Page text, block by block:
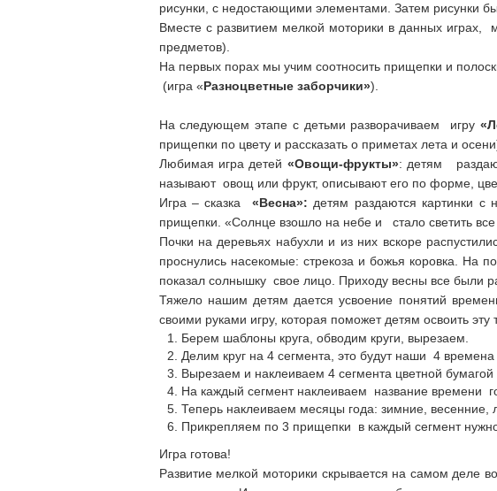
рисунки, с недостающими элементами. Затем рисунки
Вместе с развитием мелкой моторики в данных
предметов).
На первых порах мы учим соотносить прищепки и
(игра «Разноцветные заборчики»).
На следующем этапе с детьми разворачиваем игру
прищепки по цвету и рассказать о приметах лета и
Любимая игра детей «Овощи-фрукты»: детям
называют овощ или фрукт, описывают его по форме,
Игра – сказка«Весна»: детям раздаются картинки с
прищепки. «Солнце взошло на небе и стало светить все
Почки на деревьях набухли и из них вскоре
проснулись насекомые: стрекоза и божья коровка. На
показал солнышку свое лицо. Приходу весны все были
Тяжело нашим детям дается усвоение понятий
своими руками игру, которая поможет детям
Берем шаблоны круга, обводим круги, вырезаем.
Делим круг на 4 сегмента, это будут наши 4 времена
Вырезаем и наклеиваем 4 сегмента цветной
На каждый сегмент наклеиваем название времени
Теперь наклеиваем месяцы года: зимние, весенние,
Прикрепляем по 3 прищепки в каждый сегмент
Игра готова!
Развитие мелкой моторики скрывается на самом деле